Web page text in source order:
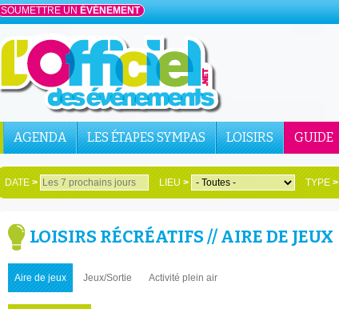
SOUMETTRE UN ÉVÉNEMENT
AGENDA LES ÉTAPES SYMPAS LOISIRS GUIDE
DATE> LIEU> TYPE>
LOISIRS RÉCRÉATIFS // AIRE DE JEUX
Aire de jeux Jeux/Sortie Activité plein air